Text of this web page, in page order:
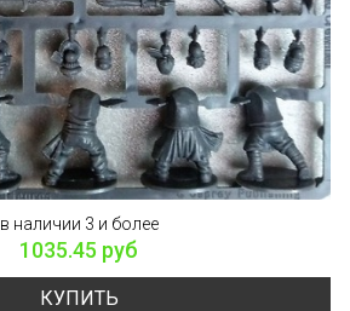
в наличии 3 и более
1035.45 руб
КУПИТЬ